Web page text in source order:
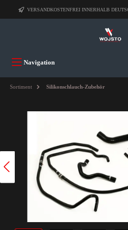
VERSANDKOSTENFREI INNERHALB
Navigation
Sortiment Silikonschlauch-Zubehör